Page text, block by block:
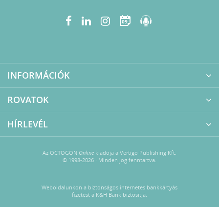
09
INFORMÁCIÓK
ROVATOK
HÍRLEVÉL
Az OCTOGON Online kiadója a Vertigo Publishing Kft.
© 1998-2026 · Minden jog fenntartva.
Weboldalunkon a biztonságos internetes bankkártyás
fizetést a K&H Bank biztosítja.